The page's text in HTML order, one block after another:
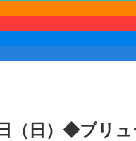
（日）◆ブリ